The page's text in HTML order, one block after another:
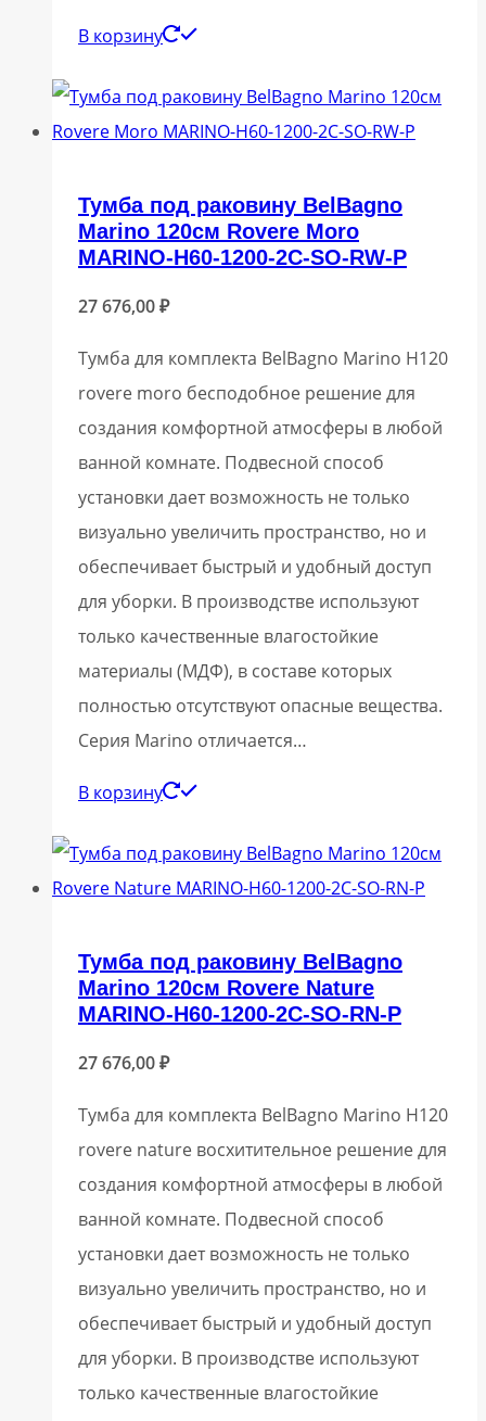
В корзину
Тумба под раковину BelBagno
Marino 120см Rovere Moro
MARINO-H60-1200-2C-SO-RW-P
27 676,00₽
Тумба для комплекта BelBagno Marino H120
rovere moro бесподобное решение для
создания комфортной атмосферы в любой
ванной комнате. Подвесной способ
установки дает возможность не только
визуально увеличить пространство, но и
обеспечивает быстрый и удобный доступ
для уборки. В производстве используют
только качественные влагостойкие
материалы (МДФ), в составе которых
полностью отсутствуют опасные вещества.
Серия Marino отличается…
В корзину
Тумба под раковину BelBagno
Marino 120см Rovere Nature
MARINO-H60-1200-2C-SO-RN-P
27 676,00₽
Тумба для комплекта BelBagno Marino H120
rovere nature восхитительное решение для
создания комфортной атмосферы в любой
ванной комнате. Подвесной способ
установки дает возможность не только
визуально увеличить пространство, но и
обеспечивает быстрый и удобный доступ
для уборки. В производстве используют
только качественные влагостойкие